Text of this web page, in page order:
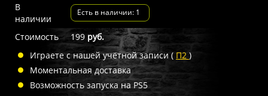
В
наличии
Есть в наличии: 1
Стоимость 199 руб.
Играете с нашей учётной записи ( П2 )
Моментальная доставка
Возможность запуска на PS5